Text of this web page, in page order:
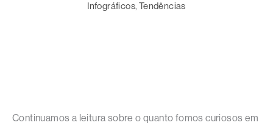
Infográficos, Tendências
Continuamos a leitura sobre o quanto fomos curiosos em